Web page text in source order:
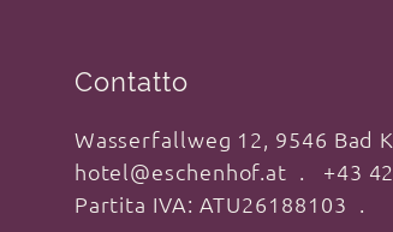
Contatto
Wasserfallweg 12, 9546 Bad
hotel@eschenhof.at
+43
Partita IVA: ATU26188103